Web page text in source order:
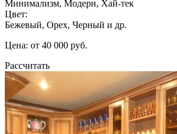
Минимализм, Модерн, Хай-тек
Цвет:
Бежевый, Орех, Черный и др.
Цена: от 40 000 руб.
Рассчитать